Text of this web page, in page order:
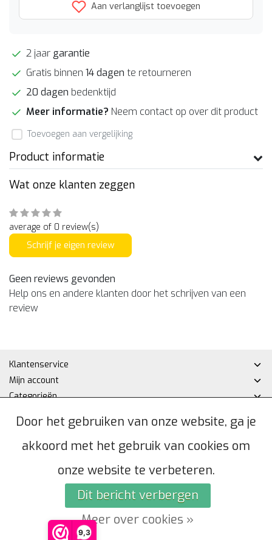
9,3
Aan verlanglijst toevoegen
2 jaar garantie
Gratis binnen 14 dagen te retourneren
20 dagen bedenktijd
Meer informatie? Neem contact op over dit product
Toevoegen aan vergelijking
Product informatie
Wat onze klanten zeggen
average of 0 review(s)
Schrijf je eigen review
Geen reviews gevonden
Help ons en andere klanten door het schrijven van een
review
Klantenservice
Mijn account
Categorieën
© Copyright 2026 - Hakan DHZ | Realisatie InStijl Media
Door het gebruiken van onze website, ga je
akkoord met het gebruik van cookies om
onze website te verbeteren.
Dit bericht verbergen
Meer over cookies »